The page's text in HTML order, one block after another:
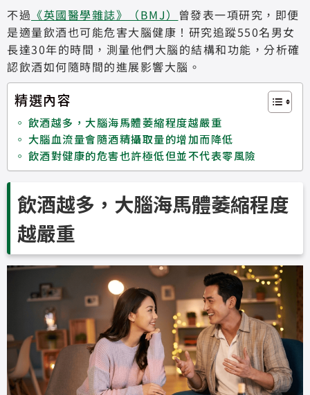
不過 《英國醫學雜誌》（BMJ）
曾發表一項研究，即便
是適量飲酒也可能危害大腦健康！研究追蹤550名男女
長達30年的時間，測量他們大腦的結構和功能，分析確
認飲酒如何隨時間的進展影響大腦。
精選內容
飲酒越多，大腦海馬體萎縮程度越嚴重
大腦血流量會隨酒精攝取量的增加而降低
飲酒對健康的危害也許極低但並不代表零風險
飲酒越多，大腦海馬體萎縮程度
越嚴重